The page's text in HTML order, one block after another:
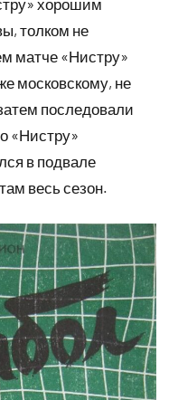
толком не
матче «Нистру»
московскому, не
последовали
«Нистру»
в подвале
весь сезон.